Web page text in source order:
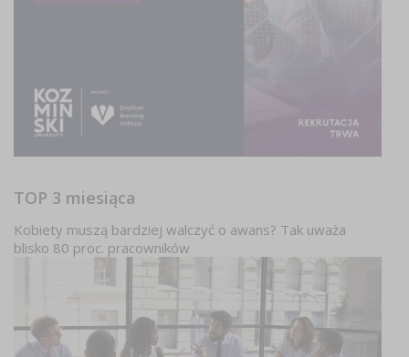
TOP 3 miesiąca
Kobiety muszą bardziej walczyć o awans? Tak uważa
blisko 80 proc. pracowników